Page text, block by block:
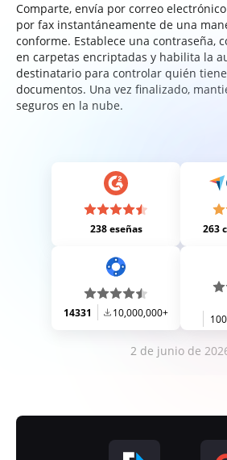
Comparte, envía por correo
por fax instantáneamente de una
conforme. Establece una contraseña,
en carpetas encriptadas y habilita la
destinatario para controlar quién tiene
documentos. Una vez finalizado,
seguros en la nube.
238 eseñas 263
14331 10,000,000+
2 de junio de